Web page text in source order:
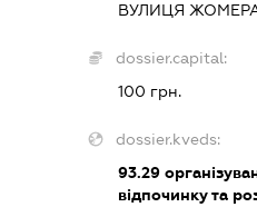
ВУЛИЦЯ
dossier.capital:
100 грн.
dossier.kveds:
93.29
відпочинку та